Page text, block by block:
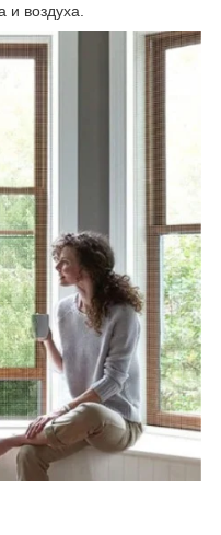
и воздуха.